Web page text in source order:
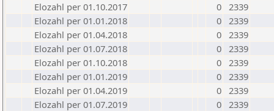
Elozahl per 01.10.2017
0 2339
Elozahl per 01.01.2018
0 2339
Elozahl per 01.04.2018
0 2339
Elozahl per 01.07.2018
0 2339
Elozahl per 01.10.2018
0 2339
Elozahl per 01.01.2019
0 2339
Elozahl per 01.04.2019
0 2339
Elozahl per 01.07.2019
0 2339